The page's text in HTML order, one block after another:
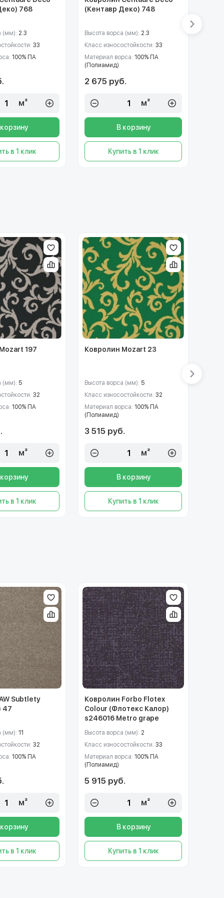
768
(мм): 2.3
33
100% ПА
м²
в 1 клик
(Кентавр Деко) 748
Высота ворса (мм): 2.3
Класс износостойкости: 33
Материал ворса: 100% ПА
(Полиамид)
2 675 руб.
м²
В корзину
Купить в 1 клик
197
(мм): 5
32
100% ПА
м²
в 1 клик
Ковролин Mozart 23
Высота ворса (мм): 5
Класс износостойкости: 32
Материал ворса: 100% ПА
(Полиамид)
3 515 руб.
м²
В корзину
Купить в 1 клик
Subtlety
47
(мм): 11
32
100% ПА
м²
в 1 клик
Ковролин Forbo Flotex
Colour (Флотекс Калор)
s246016 Metro grape
Высота ворса (мм): 2
Класс износостойкости: 33
Материал ворса: 100% ПА
(Полиамид)
5 915 руб.
м²
В корзину
Купить в 1 клик